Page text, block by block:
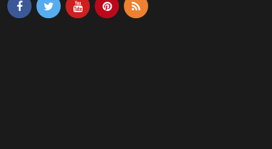
ব্রাক্ষণবাড়িয়ায় বইপড়া কর্মসূচীর
শুভসূচনা